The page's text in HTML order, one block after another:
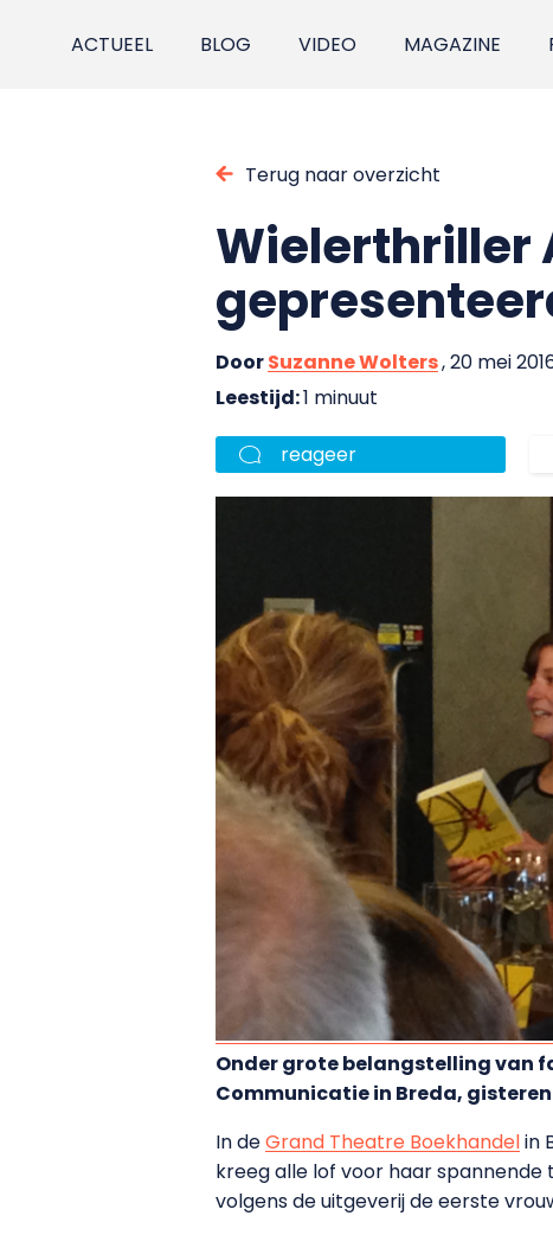
ACTUEEL BLOG VIDEO MAGAZINE
Terug naar overzicht
Wielerthriller
DoorSuzanne Wolters, 20 mei
Leestijd:1 minuut
reageer
Onder grote belangstelling van
Communicatie in Breda,
In deGrand Theatre Boekhandelin
kreeg alle lof voor haar spannende
volgens de uitgeverij de eerste